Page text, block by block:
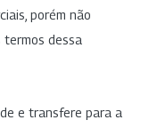
porém não
termos dessa
e transfere para a